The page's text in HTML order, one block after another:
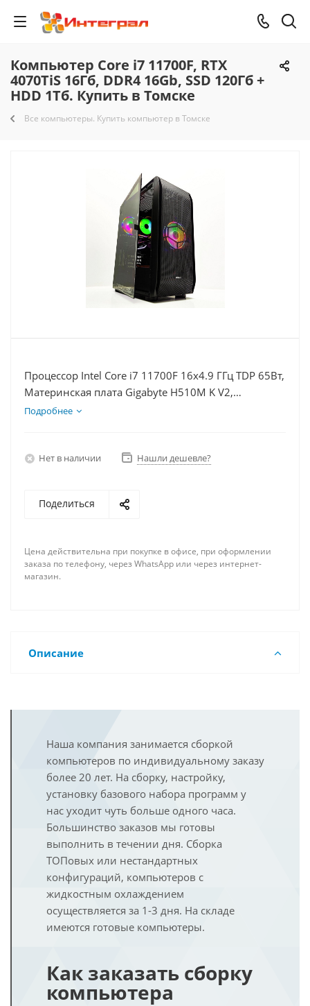
Компьютер Core i7 11700F, RTX
4070TiS 16Гб, DDR4 16Gb, SSD 120Гб +
HDD 1Тб. Купить в Томске
Все компьютеры. Купить компьютер в Томске
Процессор Intel Core i7 11700F 16x4.9 ГГц TDP 65Вт,
Материнская плата Gigabyte H510M K V2,
Видеокарта RTX 4070TiS 16Гб, Память DDR4 16Gb,
Подробнее
Нет в наличии Нашли дешевле?
Поделиться
Цена действительна при покупке в офисе, при оформлении
заказа по телефону, через WhatsApp или через интернет-
магазин.
Описание
Наша компания занимается сборкой
компьютеров по индивидуальному заказу
более 20 лет. На сборку, настройку,
установку базового набора программ у
нас уходит чуть больше одного часа.
Большинство заказов мы готовы
выполнить в течении дня. Сборка
ТОПовых или нестандартных
конфигураций, компьютеров с
жидкостным охлаждением
осуществляется за 1-3 дня. На складе
имеются готовые компьютеры.
Как заказать сборку
компьютера